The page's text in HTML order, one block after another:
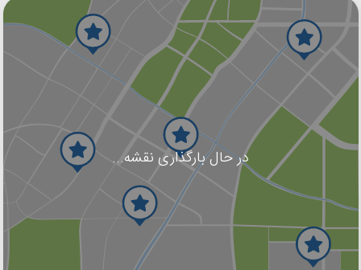
در حال بارگذاری نقشه...